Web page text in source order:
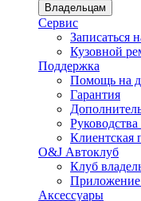
Владельцам
Сервис
Записаться
Кузовной
Поддержка
Помощь на
Гарантия
Клиентская
O&J Автоклуб
Клуб
Аксессуары